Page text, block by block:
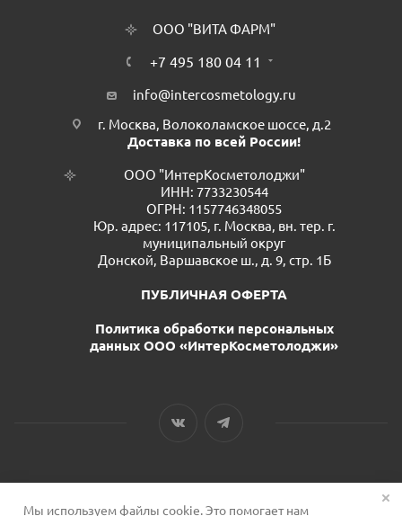
ООО "ВИТА ФАРМ"
+7 495 180 04 11
info@intercosmetology.ru
г. Москва, Волоколамское шоссе, д.2
Доставка по всей России!
ООО "ИнтерКосметолоджи"
ИНН: 7733230544
ОГРН: 1157746348055
Юр. адрес: 117105, г. Москва, вн. тер. г.
муниципальный округ
Донской, Варшавское ш., д. 9, стр. 1Б
ПУБЛИЧНАЯ ОФЕРТА
Политика обработки персональных
данных ООО «ИнтерКосметолоджи»
Мы используем файлы cookie. Это помогает нам